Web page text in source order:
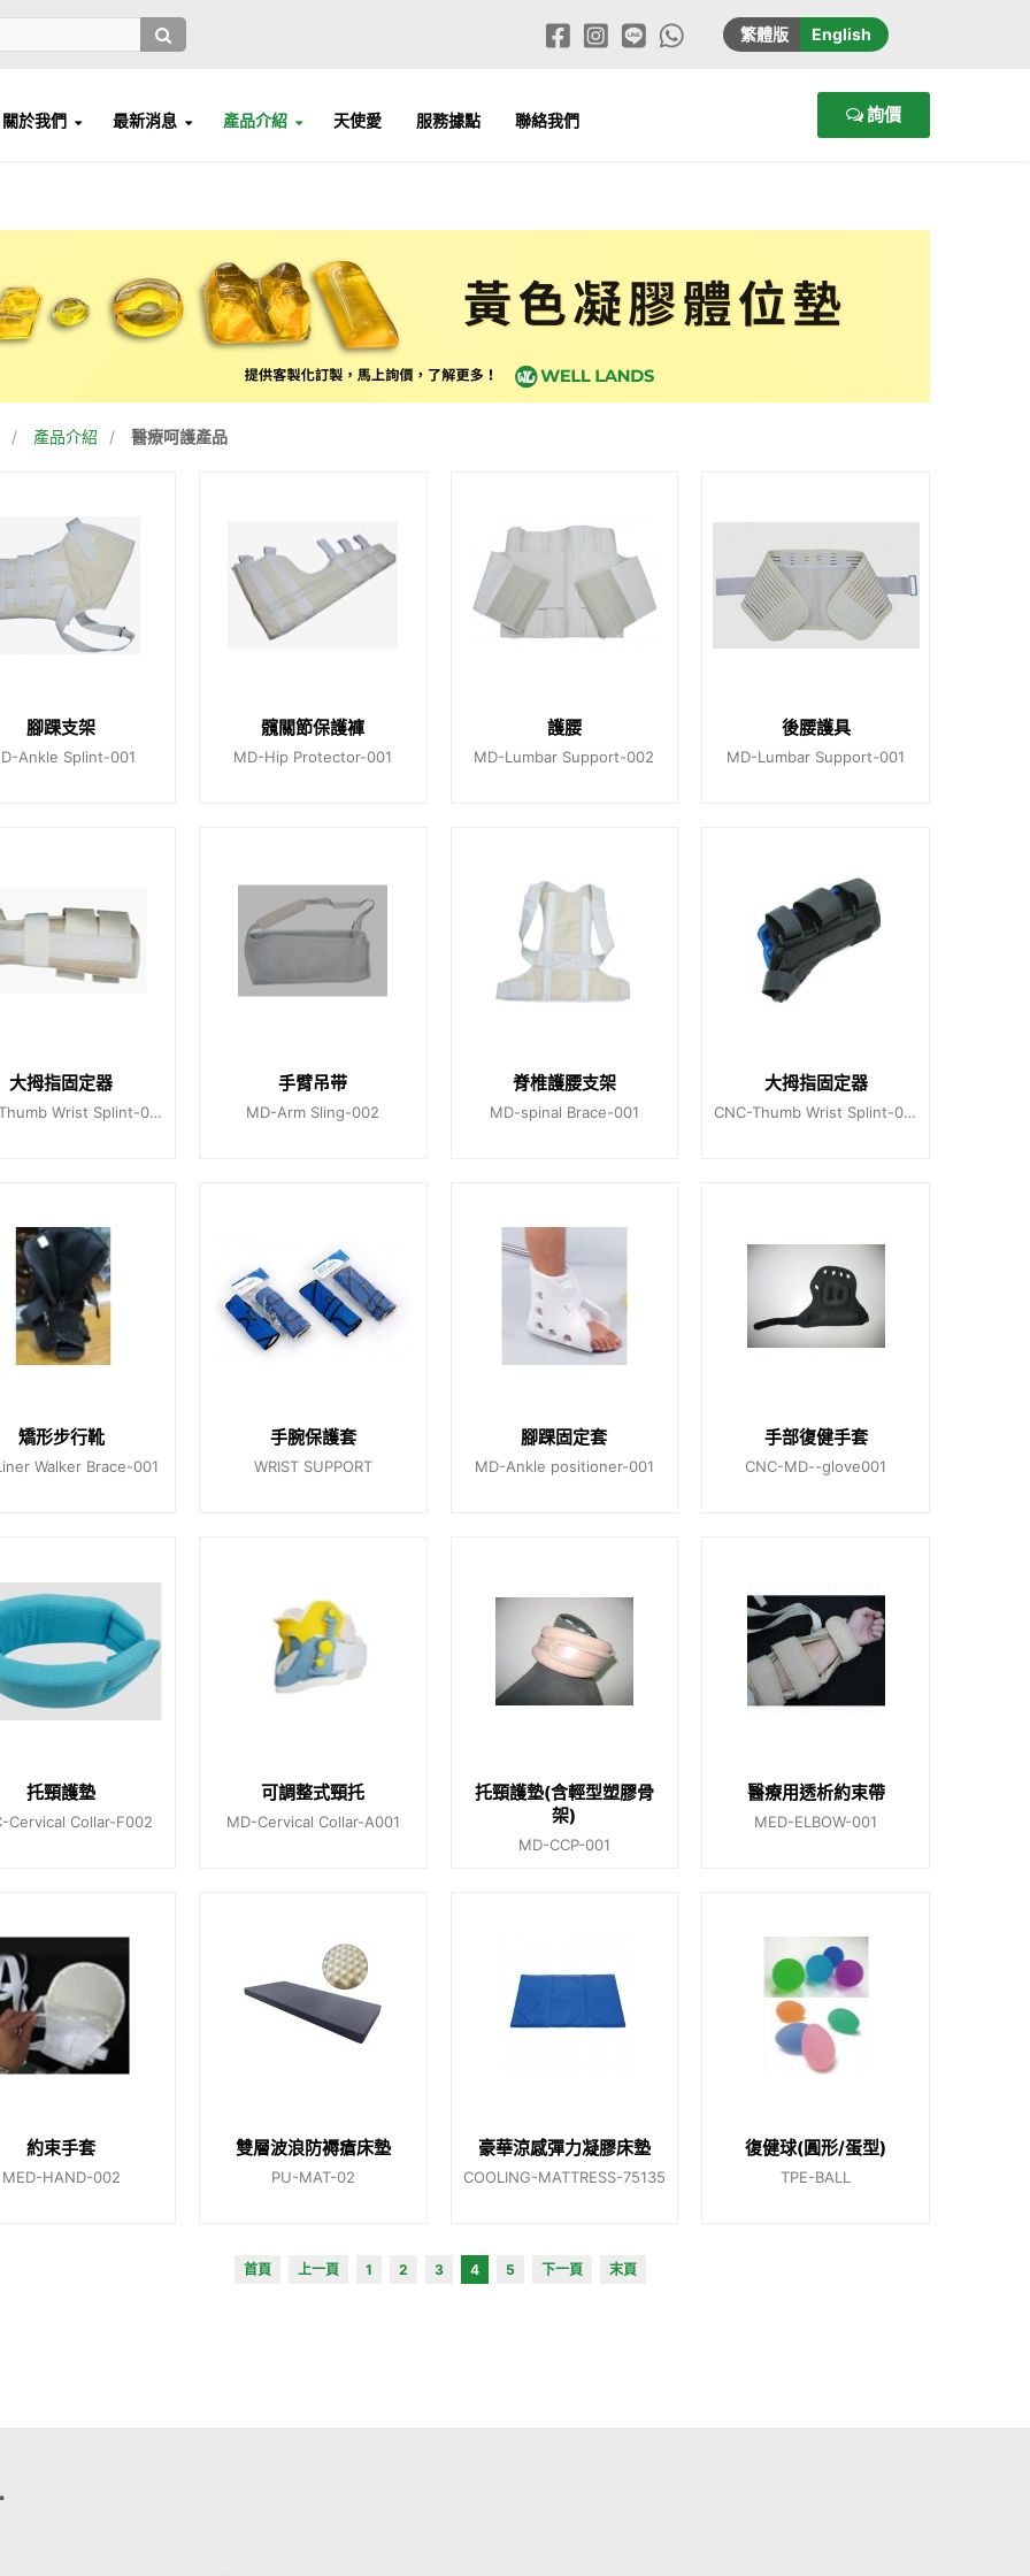
繁體版 English
關於我們 最新消息 產品介紹 天使愛 服務據點 聯絡我們 詢價
/ 產品介紹 / 醫療呵護產品
腳踝支架
Ankle Splint-001
髖關節保護褲
MD-Hip Protector-001
護腰
MD-Lumbar Support-002
後腰護具
MD-Lumbar Support-001
大拇指固定器
CNC-Thumb Wrist Splint-001
手臂吊带
MD-Arm Sling-002
脊椎護腰支架
MD-spinal Brace-001
大拇指固定器
CNC-Thumb Wrist Splint-002
矯形步行靴
Walker Brace-001
手腕保護套
WRIST SUPPORT
腳踝固定套
MD-Ankle positioner-001
手部復健手套
CNC-MD--glove001
托頸護墊
Cervical Collar-F002
可調整式頸托
MD-Cervical Collar-A001
托頸護墊(含輕型塑膠骨
架)
MD-CCP-001
醫療用透析約束帶
MED-ELBOW-001
約束手套
MED-HAND-002
雙層波浪防褥瘡床墊
PU-MAT-02
豪華涼感彈力凝膠床墊
COOLING-MATTRESS-75135
復健球(圓形/蛋型)
TPE-BALL
首頁 上一頁 1 2 3 4 5 下一頁 末頁